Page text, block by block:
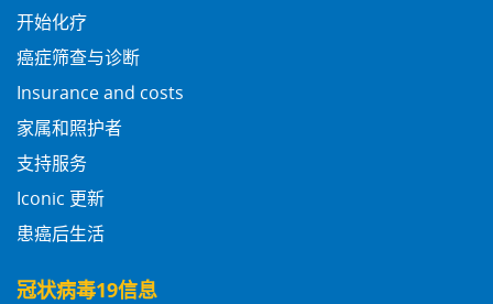
开始化疗
癌症筛查与诊断
Insurance and costs
家属和照护者
支持服务
Iconic 更新
患癌后生活
冠状病毒19信息